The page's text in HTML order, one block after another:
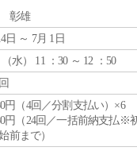
彰雄
日 ～ 7月 1日
水） 11 ：30 ～ 12 ：50
円（4回／分割支払い）×6
円（24回／一括前納支払※
前まで）